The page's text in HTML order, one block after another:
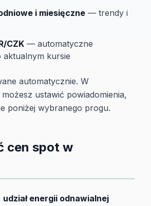
i miesięczne — trendy i
CZK — automatyczne
aktualnym kursie
automatycznie. W
możesz ustawić powiadomienia,
poniżej wybranego progu.
cen spot w
udział energii odnawialnej